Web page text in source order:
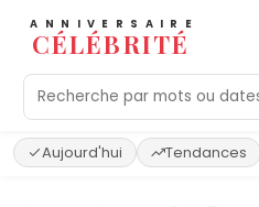
ANNIVERSAIRE
CÉLÉBRITÉ
Aujourd'hui Tendances